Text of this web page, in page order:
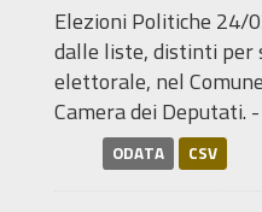
Elezioni Politiche 24/
dalle liste, distinti per
elettorale, nel
Camera dei Deputati. -
ODATA CSV